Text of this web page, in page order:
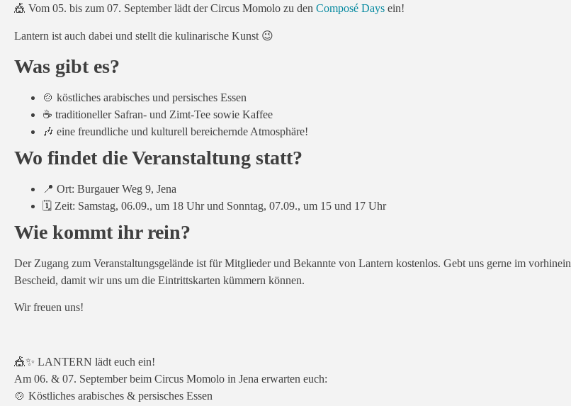
🎪 Vom 05. bis zum 07. September lädt der Circus Momolo zu den Composé Days ein!
Lantern ist auch dabei und stellt die kulinarische Kunst 😉
Was gibt es?
🍲 köstliches arabisches und persisches Essen
☕ traditioneller Safran- und Zimt-Tee sowie Kaffee
🎶 eine freundliche und kulturell bereichernde Atmosphäre!
Wo findet die Veranstaltung statt?
📍 Ort: Burgauer Weg 9, Jena
🗓️ Zeit: Samstag, 06.09., um 18 Uhr und Sonntag, 07.09., um 15 und 17 Uhr
Wie kommt ihr rein?
Der Zugang zum Veranstaltungsgelände ist für Mitglieder und Bekannte von Lantern kostenlos. Gebt uns gerne im vorhinein
Bescheid, damit wir uns um die Eintrittskarten kümmern können.
Wir freuen uns!
🎪✨ LANTERN lädt euch ein!
Am 06. & 07. September beim Circus Momolo in Jena erwarten euch:
🍲 Köstliches arabisches & persisches Essen